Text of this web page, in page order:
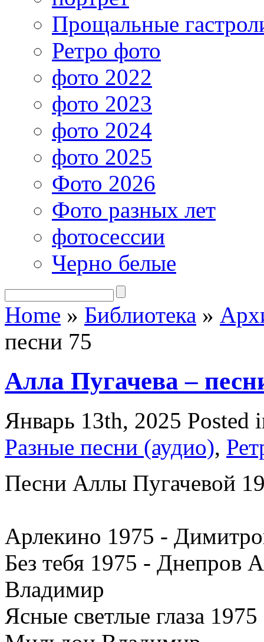
Прощальные
Ретро фото
фото 2022
фото 2023
фото 2024
фото 2025
Фото 2026
Фото разных лет
фотосессии
Черно белые
Home » Библиотека »
песни 75
Алла Пугачева –
Январь 13th, 2025 Posted
Разные песни (аудио),
Песни Аллы Пугачевой
Арлекино 1975 -
Без тебя 1975 - Днепров
Владимир
Ясные светлые глаза